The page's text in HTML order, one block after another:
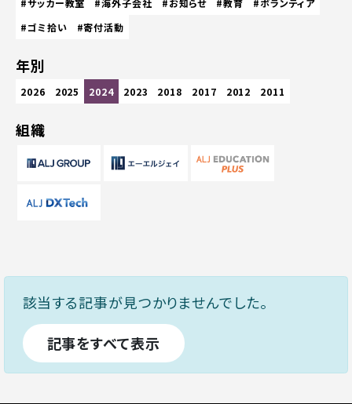
#サッカー教室
#海外子会社 #お知らせ #教育
#ボランティア
#ゴミ拾い
#寄付活動
年別
2026 2025 2024 2023 2018 2017 2012 2011
組織
該当する記事が見つかりませんでした。
記事をすべて表示